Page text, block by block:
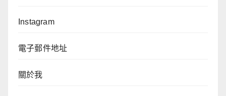
Instagram
電子郵件地址
關於我